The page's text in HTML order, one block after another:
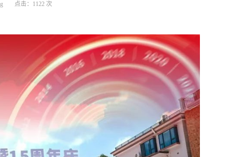
点击： 1122 次